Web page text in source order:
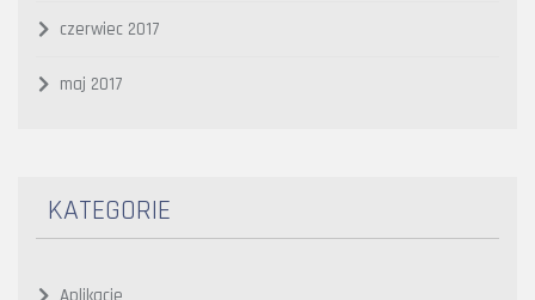
czerwiec 2017
maj 2017
KATEGORIE
Aplikacje